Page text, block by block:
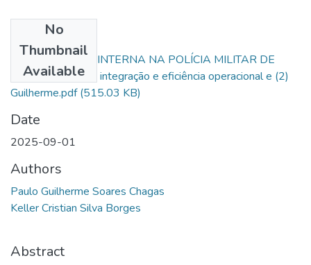
No
Thumbnail
Available
COMUNICAÇÃO INTERNA NA POLÍCIA MILITAR DE
GOIÁS burocracia, integração e eficiência operacional e (2)
Guilherme.pdf(515.03 KB)
Date
2025-09-01
Authors
Paulo Guilherme Soares Chagas
Keller Cristian Silva Borges
Abstract